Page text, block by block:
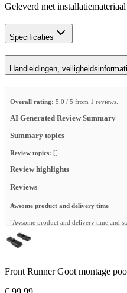
Geleverd met
Specificaties
Handleidingen,
Overall rating: 5.0 / 5 from 1 reviews.
AI Generated Review Summary
Summary topics
Review topics: [].
Review highlights
Reviews
Awsome product and delivery time
"Awsome product and delivery time and
—Sacha ..
Front Runner Goot montage